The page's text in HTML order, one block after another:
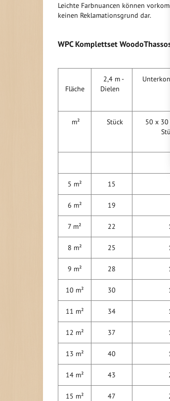
Leichte Farbnuancen können
keinen Reklamationsgrund dar.
WPC Komplettset
Fläche
2,4 m -
Dielen
m² Stück
50 x 30
5 m² 15
6 m² 19
7 m² 22
8 m² 25
9 m² 28
10 m² 30
11 m² 34
12 m² 37
13 m² 40
14 m² 43
15 m² 47